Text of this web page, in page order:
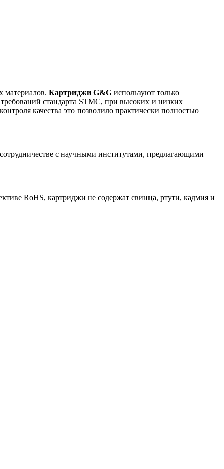
материалов. Картриджи G&G используют только
стандарта STMC, при высоких и низких
качества это позволило практически полностью
с научными институтами, предлагающими
RoHS, картриджи не содержат свинца, ртути, кадмия и